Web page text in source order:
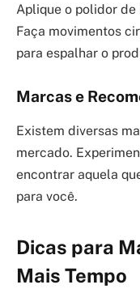
Aplique o polidor de
Faça movimentos
para espalhar o
Marcas e
Existem diversas
mercado.
encontrar aquela
para você.
Dicas para
Mais Tempo